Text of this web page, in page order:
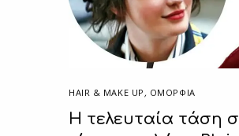
HAIR & MAKE UP , ΟΜΟΡΦΙΑ
Η τελευταία τάση